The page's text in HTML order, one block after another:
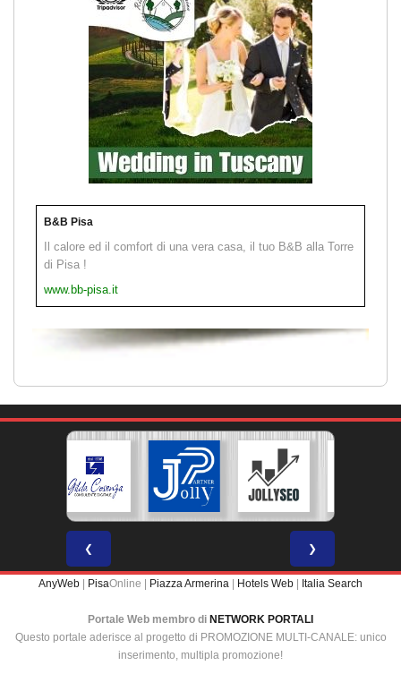
B&B Pisa
Il calore ed il comfort di una vera casa, il tuo B&B alla Torre
di Pisa !
www.bb-pisa.it
❮ ❯
AnyWeb PisaOnline | Piazza Armerina Hotels Web Italia Search
Portale Web membro di NETWORK PORTALI
Questo portale aderisce al progetto di PROMOZIONE MULTI-CANALE: unico
inserimento, multipla promozione!